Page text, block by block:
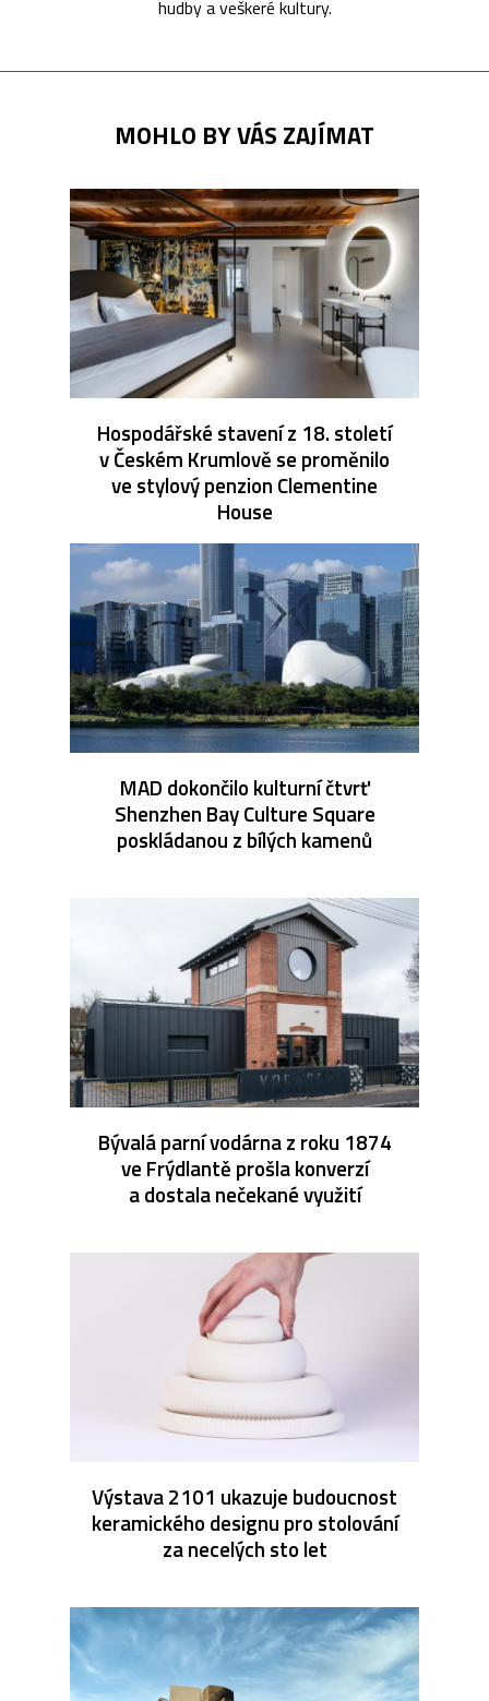
hudby a veškeré kultury.
MOHLO BY VÁS ZAJÍMAT
Hospodářské stavení z 18. století
v Českém Krumlově se proměnilo
ve stylový penzion Clementine
House
MAD dokončilo kulturní čtvrť
Shenzhen Bay Culture Square
poskládanou z bílých kamenů
Bývalá parní vodárna z roku 1874
ve Frýdlantě prošla konverzí
a dostala nečekané využití
Výstava 2101 ukazuje budoucnost
keramického designu pro stolování
za necelých sto let